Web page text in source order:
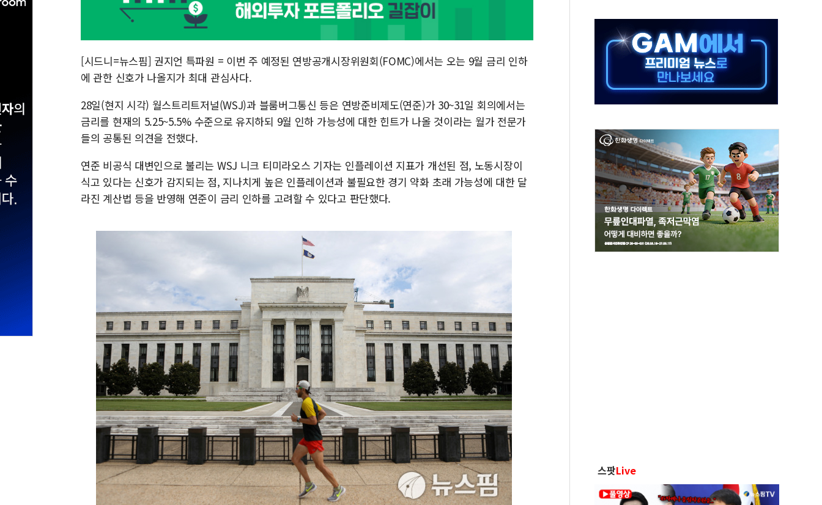
에어프레미아, 호치민 노선 재개...3년 2개월 만
티엠씨, 220억원 규모 美 전력 케이블 수주
[특징주] 2차전지주 동반 강세…배터리3사 일제히 상승
디티앤씨알오, 고려대 구로병원과 AI 정밀의료 협력
中企 졸업해도 세제혜택 3년 더...중기부, '피터팬 증후군' 완화 나선다
[특징주] 엘앤에프, 흑자 전환·LFP 공급 본격화에 15%대 급등
[시드니=뉴스핌] 권지언 특파원 = 이번 주 예정된 연방공개시장위원회(FOMC)에서는 오는 9월 금리 인하
에 관한 신호가 나올지가 최대 관심사다.
28일(현지 시각) 월스트리트저널(WSJ)과 블룸버그통신 등은 연방준비제도(연준)가 30~31일 회의에서는
금리를 현재의 5.25~5.5% 수준으로 유지하되 9월 인하 가능성에 대한 힌트가 나올 것이라는 월가 전문가
들의 공통된 의견을 전했다.
연준 비공식 대변인으로 불리는 WSJ 니크 티미라오스 기자는 인플레이션 지표가 개선된 점, 노동시장이
식고 있다는 신호가 감지되는 점, 지나치게 높은 인플레이션과 불필요한 경기 약화 초래 가능성에 대한 달
라진 계산법 등을 반영해 연준이 금리 인하를 고려할 수 있다고 판단했다.
스팟Live